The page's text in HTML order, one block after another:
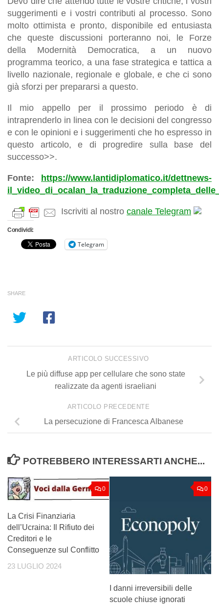
suggerimenti e i vostri contributi al processo. Sono
molto ottimista e pronto, disponibile ed entusiasta
che queste discussioni porteranno noi, le Forze
della Modernità Democratica, a un nuovo
programma teorico, a una fase strategica e tattica a
livello nazionale, regionale e globale, e che ci sono
già sforzi per prepararsi a questo.
Il mio appello per il prossimo periodo è di
intraprenderlo in linea con le decisioni del congresso
e con le opinioni e i suggerimenti che ho espresso in
questo articolo, e di progredire sulla base del
successo>>.
Fonte: https://www.lantidiplomatico.it/dettnews-
Iscriviti al nostro canale Telegram
Condividi:
Telegram
SHARE
ARTICOLO SUCCESSIVO
Le più diffuse app per cellulare che sono state
realizzate da agenti israeliani
ARTICOLO PRECEDENTE
La persecuzione di Francesca Albanese
POTREBBERO INTERESSARTI ANCHE...
0
La Crisi Finanziaria
dell’Ucraina: Il Rifiuto dei
Creditori e le
Conseguenze sul Conflitto
23 LUGLIO 2024
0
I danni irreversibili delle
scuole chiuse ignorati